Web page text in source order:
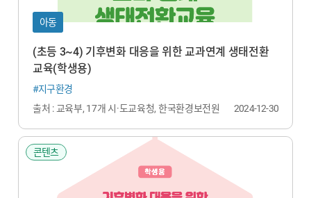
아동
(초등 3~4) 기후변화 대응을 위한 교과연계 생태전환
교육(학생용)
#지구환경
출처 : 교육부, 17개 시·도교육청, 한국환경보전원
2024-12-30
콘텐츠